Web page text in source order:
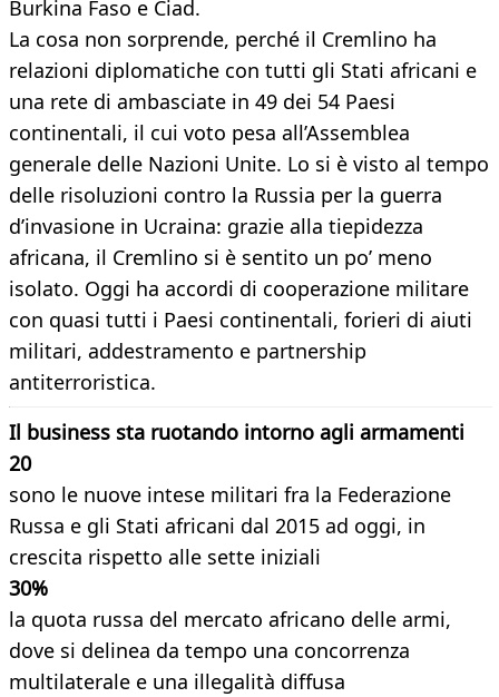
Burkina Faso e Ciad.
La cosa non sorprende, perché il Cremlino ha
relazioni diplomatiche con tutti gli Stati africani e
una rete di ambasciate in 49 dei 54 Paesi
continentali, il cui voto pesa all’Assemblea
generale delle Nazioni Unite. Lo si è visto al tempo
delle risoluzioni contro la Russia per la guerra
d’invasione in Ucraina: grazie alla tiepidezza
africana, il Cremlino si è sentito un po’ meno
isolato. Oggi ha accordi di cooperazione militare
con quasi tutti i Paesi continentali, forieri di aiuti
militari, addestramento e partnership
antiterroristica.
Il business sta ruotando intorno agli armamenti
20
sono le nuove intese militari fra la Federazione
Russa e gli Stati africani dal 2015 ad oggi, in
crescita rispetto alle sette iniziali
30%
la quota russa del mercato africano delle armi,
dove si delinea da tempo una concorrenza
multilaterale e una illegalità diffusa